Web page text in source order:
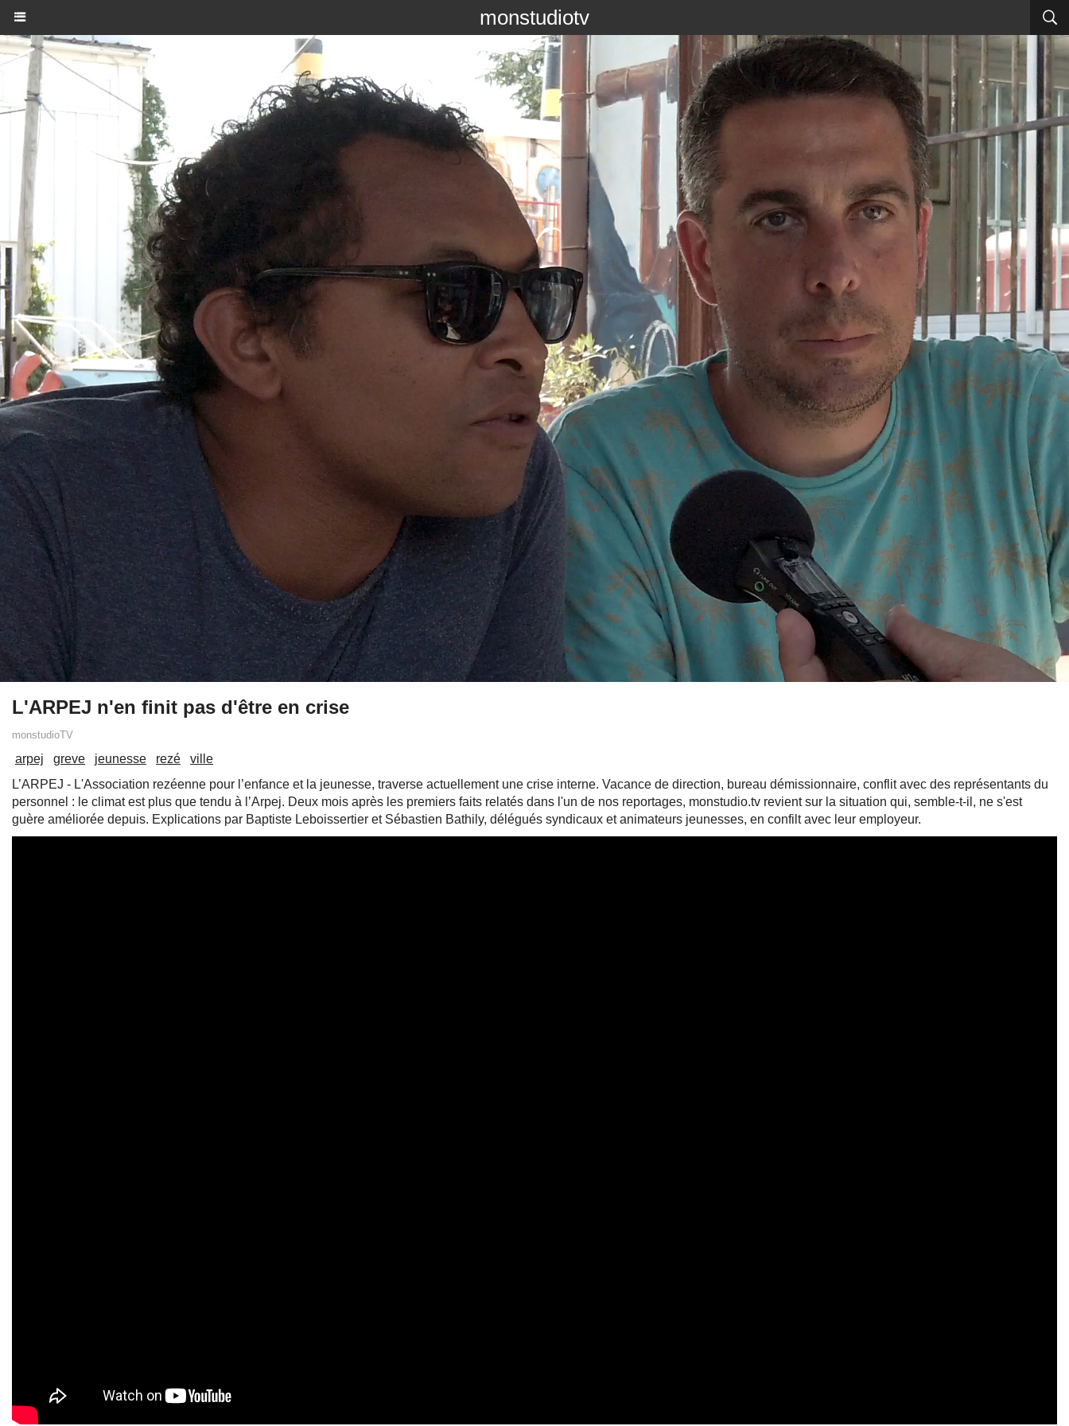
monstudiotv
L'ARPEJ n'en finit pas d'être en crise
monstudioTV
arpej greve jeunesse rezé
ville
L’ARPEJ - L'Association rezéenne pour l’enfance et la jeunesse, traverse actuellement une crise interne. Vacance de direction, bureau démissionnaire, conflit avec des représentants du
personnel : le climat est plus que tendu à l’Arpej. Deux mois après les premiers faits relatés dans l'un de nos reportages, monstudio.tv revient sur la situation qui, semble-t-il, ne s'est
guère améliorée depuis. Explications par Baptiste Leboissertier et Sébastien Bathily, délégués syndicaux et animateurs jeunesses, en confilt avec leur employeur.